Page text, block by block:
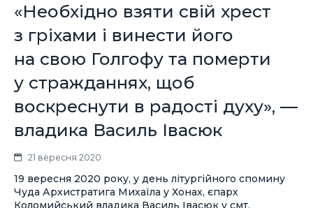
«Необхідно взяти свій хрест
з гріхами і винести його
на свою Голгофу та померти
у стражданнях, щоб
воскреснути в радості духу», —
владика Василь Івасюк
21 вересня 2020
19 вересня 2020 року, у день літургійного спомину
Чуда Архистратига Михаїла у Хонах, єпарх
Коломийський владика Василь Івасюк у смт.